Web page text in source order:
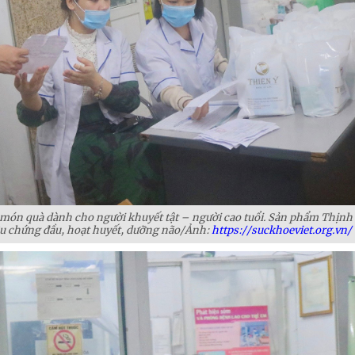
quà dành cho người khuyết tật – người cao tuổi. Sản phẩm Thịnh
chứng đầu, hoạt huyết, dưỡng não/Ảnh:https://suckhoeviet.org.vn/